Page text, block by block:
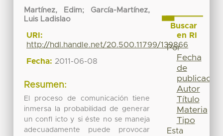
Martínez, Edim; García-Martínez,
Luis Ladislao
URI:
http://hdl.handle.net/20.500.11799/139866
Fecha: 2011-06-08
Resumen:
El proceso de comunicación tiene
inmersa la probabilidad de generar
un confl icto y si éste no se maneja
adecuadamente puede provocar
Buscar
en RI
Por
Fecha
de
publicación
Autor
Título
Materia
Tipo
Esta